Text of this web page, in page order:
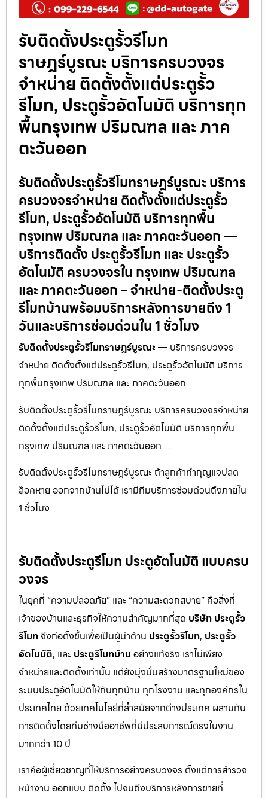
รับติดตั้งประตูรั้วรีโมท
ราษฎร์บูรณะ บริการครบวงจร
จำหน่าย ติดตั้งตั้งแต่ประตูรั้ว
รีโมท, ประตูรั้วอัตโนมัติ บริการทุก
พื้นกรุงเทพ ปริมณฑล และ ภาค
ตะวันออก
รับติดตั้งประตูรั้วรีโมทราษฎร์บูรณะ บริการ
ครบวงจรจำหน่าย ติดตั้งตั้งแต่ประตูรั้ว
รีโมท, ประตูรั้วอัตโนมัติ บริการทุกพื้น
กรุงเทพ ปริมณฑล และ ภาคตะวันออก —
บริการติดตั้ง ประตูรั้วรีโมท และ ประตูรั้ว
อัตโนมัติ ครบวงจรใน กรุงเทพ ปริมณฑล
และ ภาคตะวันออก – จำหน่าย-ติดตั้งประตู
รีโมทบ้านพร้อมบริการหลังการขายถึง 1
วันและบริการซ่อมด่วนใน 1 ชั่วโมง
รับติดตั้งประตูรั้วรีโมทราษฎร์บูรณะ — บริการครบวงจร
จำหน่าย ติดตั้งตั้งแต่ประตูรั้วรีโมท, ประตูรั้วอัตโนมัติ บริการ
ทุกพื้นกรุงเทพ ปริมณฑล และ ภาคตะวันออก
รับติดตั้งประตูรั้วรีโมทราษฎร์บูรณะ บริการครบวงจรจำหน่าย
ติดตั้งตั้งแต่ประตูรั้วรีโมท, ประตูรั้วอัตโนมัติ บริการทุกพื้น
กรุงเทพ ปริมณฑล และ ภาคตะวันออก…
รับติดตั้งประตูรั้วรีโมทราษฎร์บูรณะ ถ้าลูกค้าทำกุญแจปลด
ล็อคหาย ออกจากบ้านไม่ได้ เรามีทีมบริการซ่อมด่วนถึงภายใน
1 ชั่วโมง
รับติดตั้งประตูรีโมท ประตูอัตโนมัติ แบบครบ
วงจร
ในยุคที่ “ความปลอดภัย” และ “ความสะดวกสบาย” คือสิ่งที่
เจ้าของบ้านและธุรกิจให้ความสำคัญมากที่สุด บริษัท ประตูรั้ว
รีโมทจึงก่อตั้งขึ้นเพื่อเป็นผู้นำด้าน ประตูรั้วรีโมท, ประตูรั้ว
อัตโนมัติ, และ ประตูรีโมทบ้าน อย่างแท้จริง เราไม่เพียง
จำหน่ายและติดตั้งเท่านั้น แต่ยังมุ่งมั่นสร้างมาตรฐานใหม่ของ
ระบบประตูอัตโนมัติให้กับทุกบ้าน ทุกโรงงาน และทุกองค์กรใน
ประเทศไทย ด้วยเทคโนโลยีที่ล้ำสมัยจากต่างประเทศ ผสานกับ
การติดตั้งโดยทีมช่างมืออาชีพที่มีประสบการณ์ตรงในงาน
มากกว่า 10 ปี
เราคือผู้เชี่ยวชาญที่ให้บริการอย่างครบวงจร ตั้งแต่การสำรวจ
หน้างาน ออกแบบ ติดตั้ง ไปจนถึงบริการหลังการขายที่